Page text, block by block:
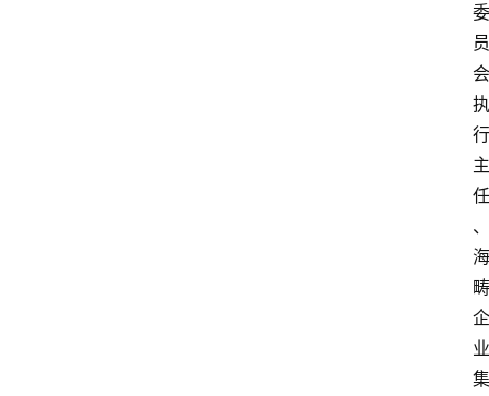
委
员
会
执
行
主
任
、
海
畴
企
业
集